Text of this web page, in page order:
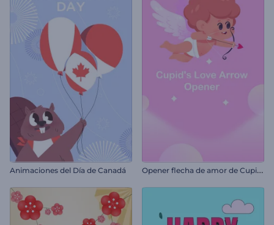
Animaciones del Día de Canadá O
pener flecha de amor de Cupido